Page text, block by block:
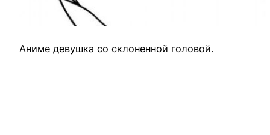
Аниме девушка со склоненной головой.